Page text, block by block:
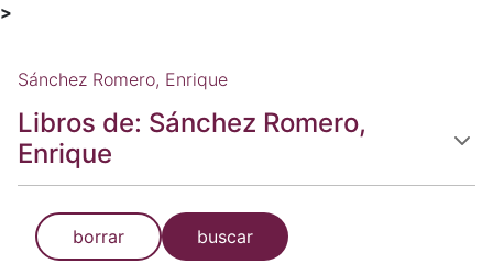
>
Sánchez Romero, Enrique
Libros de: Sánchez Romero,
Enrique
borrar buscar